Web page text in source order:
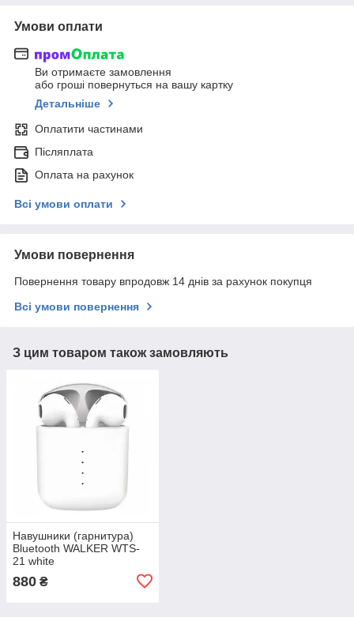
Умови оплати
Ви отримаєте замовлення
або гроші повернуться на вашу картку
Детальніше
Оплатити частинами
Післяплата
Оплата на рахунок
Всі умови оплати
Умови повернення
Повернення товару впродовж 14 днів за рахунок покупця
Всі умови повернення
З цим товаром також замовляють
Навушники (гарнитура)
Bluetooth WALKER WTS-
21 white
880 ₴